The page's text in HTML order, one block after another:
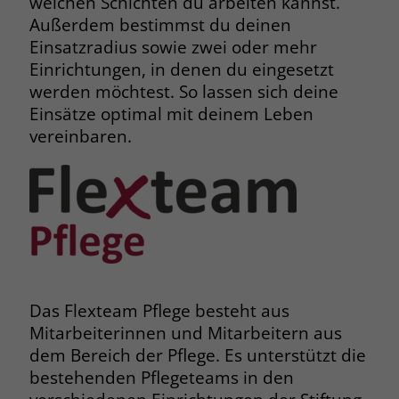
Außerdem bestimmst du deinen
Einsatzradius sowie zwei oder mehr
Einrichtungen, in denen du eingesetzt
werden möchtest. So lassen sich deine
Einsätze optimal mit deinem Leben
vereinbaren.
Das Flexteam Pflege besteht aus
Mitarbeiterinnen und Mitarbeitern aus
dem Bereich der Pflege. Es unterstützt die
bestehenden Pflegeteams in den
Name PHPSESSID
Anbieter stiftung-liebenau.de
Laufzeit Session
Zweck
allen Seitenanfragen bei.
Name cookie_optin
Laufzeit 1 Monat
Zweck
Behält die Zustimmung des Benutzers
zum Cookie Opt-In
Zweck
Browsers und die Einstellungen
exklusiv für diese Website zu speichern.
Dadurch wird gewährleistet, dass
Aktionen, die bei späteren Besuchen
derselben Website durchgeführt
werden, mit derselben
Benutzerkennung verknüpft werden.
Name _clsk
Anbieter
Zweck
Microsoft Clarity setzt dieses Cookie,
um die Seitenaufrufe eines Benutzers
zu speichern und in einer einzigen
Sitzungsaufzeichnung
zusammenzufassen.